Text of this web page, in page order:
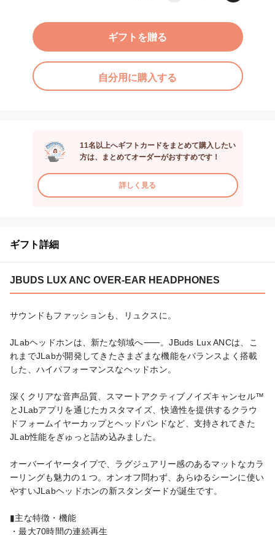
ギフトを贈る
自分用に購入する
11名以上へギフトカードをまとめて購入したい
方は、まとめてオーダーがおすすめです！
詳しく見る
ギフト詳細
JBUDS LUX ANC OVER-EAR HEADPHONES
サウンドもファッションも、リュクスに。
JLabヘッドホンは、新たな領域へ⸺。JBuds Lux ANCは、こ
れまでJLabが開発してきたさまざまな機能をバランスよく搭載
した、ハイパフォーマンスなヘッドホン。
深くクリアな音声品質、スマートアクティブノイズキャンセル™
とJLabアプリを通じたカスタマイズ、快適性を提供するクラウ
ドフォームイヤーカップとヘッドバンドなど、支持されてきた
JLab性能をぎゅっと詰め込みました。
オーバーイヤータイプで、ラグジュアリー感のあるマットなカラ
ーリングも魅力の１つ。オンオフ問わず、あらゆるシーンに使い
やすいJLabヘッドホンの新スタンダードが誕生です。
▮主な特徴・機能
・最大70時間の連続再生